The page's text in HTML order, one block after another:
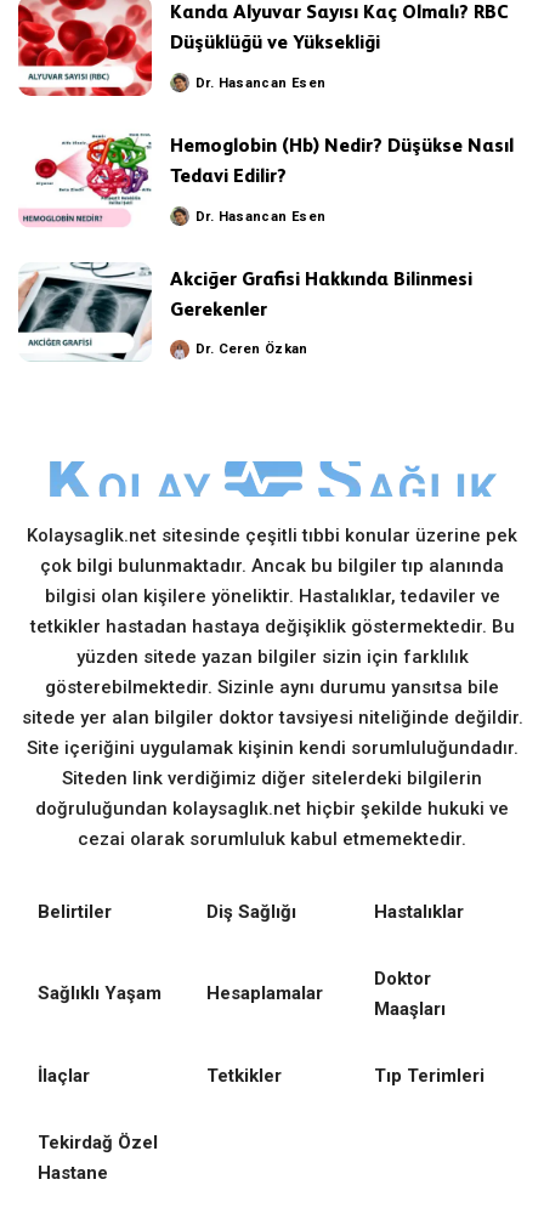
Kanda Alyuvar Sayısı Kaç Olmalı? RBC
Düşüklüğü ve Yüksekliği
PostedDr. Hasancan Esen
Hemoglobin (Hb) Nedir? Düşükse Nasıl
Tedavi Edilir?
PostedDr. Hasancan Esen
Akciğer Grafisi Hakkında Bilinmesi
Gerekenler
PostedDr. Ceren Özkan
Kolaysaglik.net sitesinde çeşitli tıbbi konular üzerine pek
çok bilgi bulunmaktadır. Ancak bu bilgiler tıp alanında
bilgisi olan kişilere yöneliktir. Hastalıklar, tedaviler ve
tetkikler hastadan hastaya değişiklik göstermektedir. Bu
yüzden sitede yazan bilgiler sizin için farklılık
gösterebilmektedir. Sizinle aynı durumu yansıtsa bile
sitede yer alan bilgiler doktor tavsiyesi niteliğinde değildir.
Site içeriğini uygulamak kişinin kendi sorumluluğundadır.
Siteden link verdiğimiz diğer sitelerdeki bilgilerin
doğruluğundan kolaysaglık.net hiçbir şekilde hukuki ve
cezai olarak sorumluluk kabul etmemektedir.
Belirtiler Diş Sağlığı Hastalıklar
Sağlıklı Yaşam Hesaplamalar
Doktor
Maaşları
İlaçlar Tetkikler Tıp Terimleri
Tekirdağ Özel
Hastane